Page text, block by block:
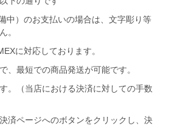
中）のお支払いの場合は、文字彫り等
。
に対応しております。
、最短での商品発送が可能です。
。（当店における決済に対しての手数
済ページへのボタンをクリックし、決